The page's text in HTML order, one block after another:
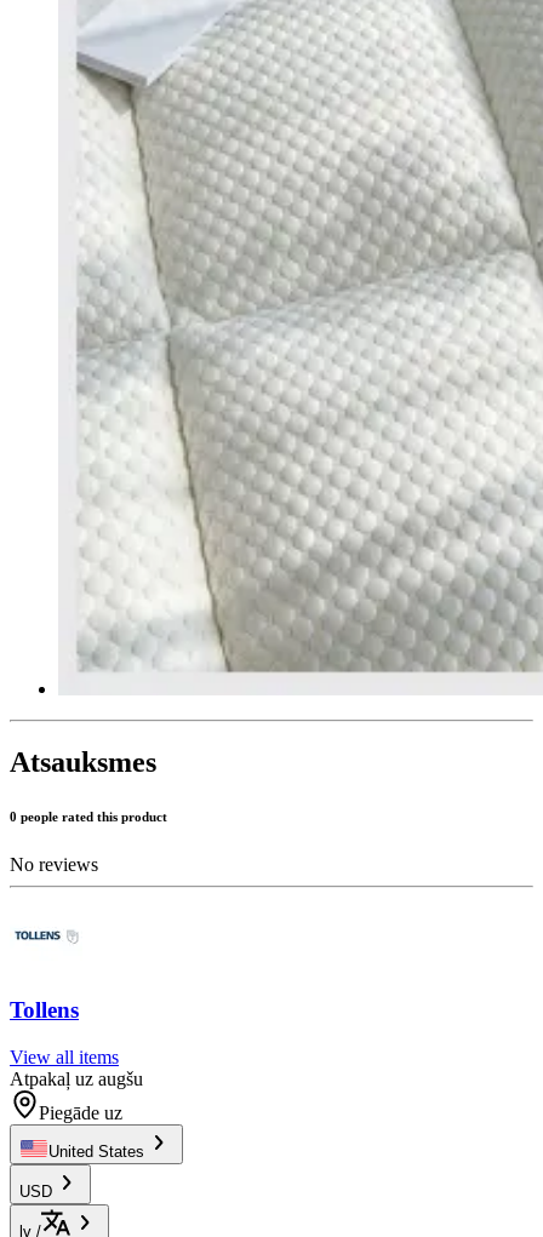
Atsauksmes
0 people rated this product
No reviews
Tollens
View all items
Atpakaļ uz augšu
Piegāde uz
United States
USD
lv /